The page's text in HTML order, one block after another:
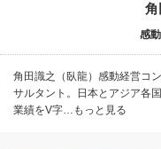
角
感
角田識之（臥龍）感動経営コ
サルタント。日本とアジア各
業績をV字…もっと見る